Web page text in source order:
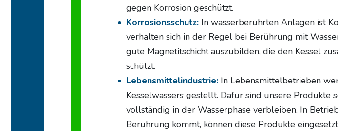
gegen Korrosion geschützt.
Korrosionsschutz: In wasserberührten Anlagen ist
verhalten sich in der Regel bei Berührung mit
gute Magnetitschicht auszubilden, die den Kessel
schützt.
Lebensmittelindustrie: In Lebensmittelbetrieben
Kesselwassers gestellt. Dafür sind unsere Produkte
vollständig in der Wasserphase verbleiben. In
Berührung kommt, können diese Produkte